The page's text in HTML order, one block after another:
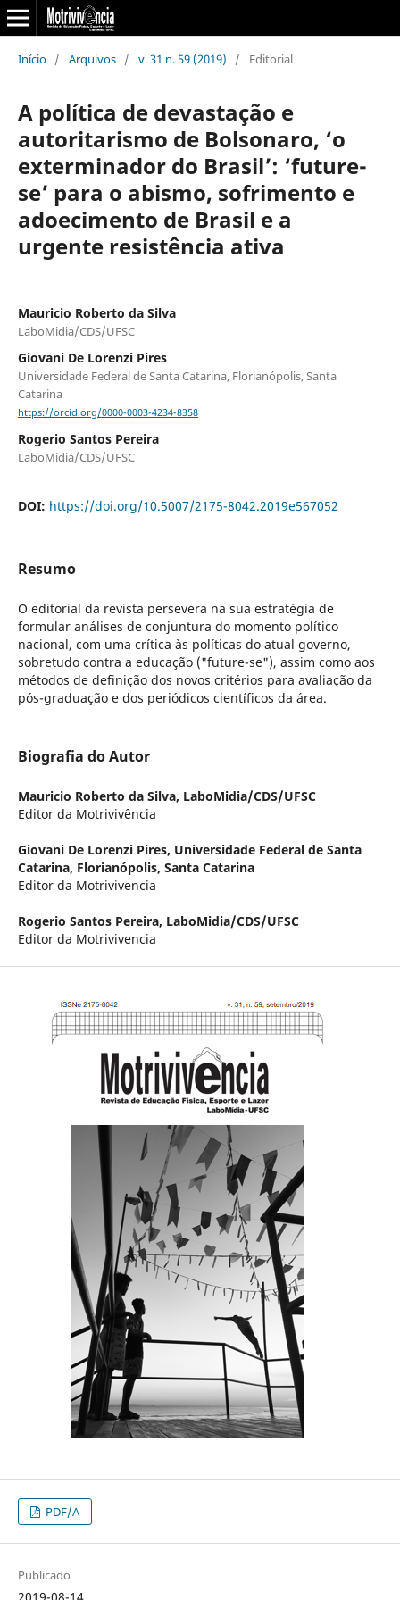
Início / Arquivos / v. 31 n. 59 (2019) / Editorial
A política de devastação e
autoritarismo de Bolsonaro, ‘o
exterminador do Brasil’: ‘future-
se’ para o abismo, sofrimento e
adoecimento de Brasil e a
urgente resistência ativa
Mauricio Roberto da Silva
LaboMidia/CDS/UFSC
Giovani De Lorenzi Pires
Universidade Federal de Santa Catarina, Florianópolis, Santa
Catarina
https://orcid.org/0000-0003-4234-8358
Rogerio Santos Pereira
LaboMidia/CDS/UFSC
DOI: https://doi.org/10.5007/2175-8042.2019e567052
Resumo
O editorial da revista persevera na sua estratégia de
formular análises de conjuntura do momento político
nacional, com uma crítica às políticas do atual governo,
sobretudo contra a educação ("future-se"), assim como aos
métodos de definição dos novos critérios para avaliação da
pós-graduação e dos periódicos científicos da área.
Biografia do Autor
Mauricio Roberto da Silva, LaboMidia/CDS/UFSC
Editor da Motrivivência
Giovani De Lorenzi Pires, Universidade Federal de Santa
Catarina, Florianópolis, Santa Catarina
Editor da Motrivivencia
Rogerio Santos Pereira, LaboMidia/CDS/UFSC
Editor da Motrivivencia
PDF/A
Publicado